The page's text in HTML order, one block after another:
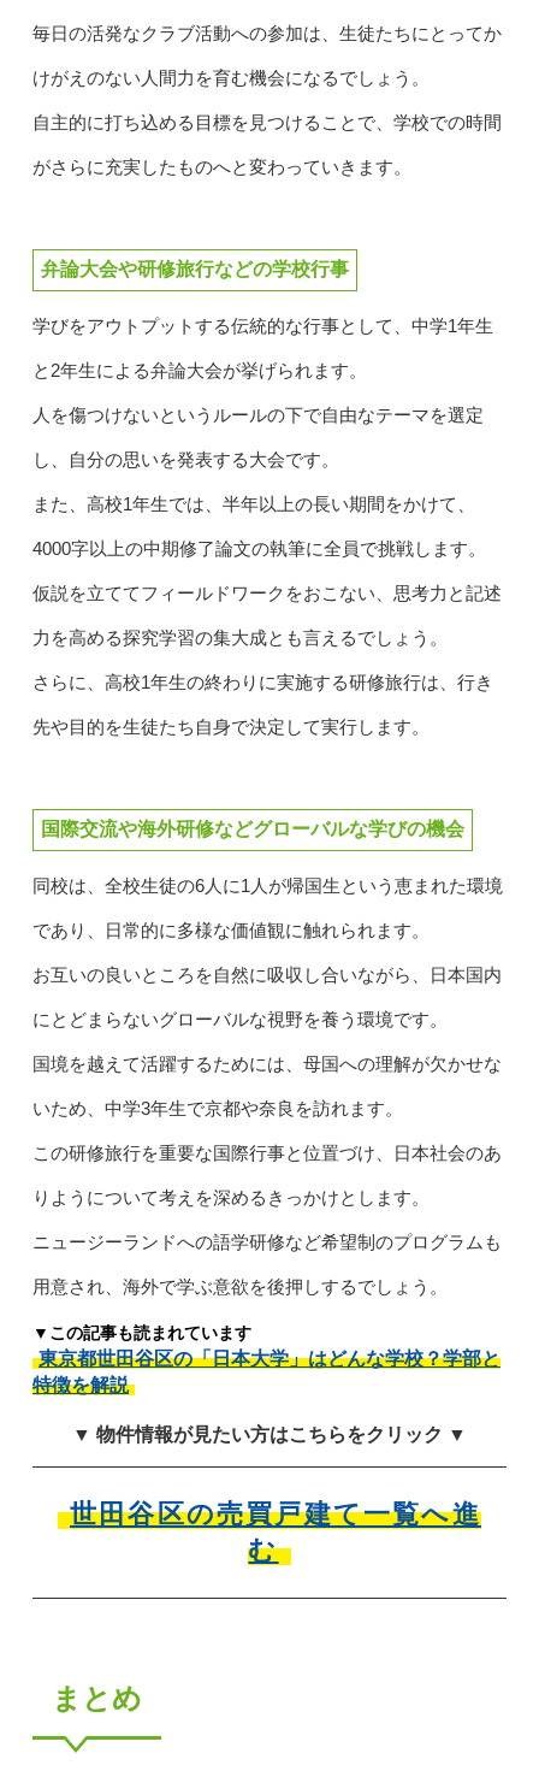
毎日の活発なクラブ活動への参加は、生徒たちにとってか
けがえのない人間力を育む機会になるでしょう。
自主的に打ち込める目標を見つけることで、学校での時間
がさらに充実したものへと変わっていきます。
弁論大会や研修旅行などの学校行事
学びをアウトプットする伝統的な行事として、中学1年生
と2年生による弁論大会が挙げられます。
人を傷つけないというルールの下で自由なテーマを選定
し、自分の思いを発表する大会です。
また、高校1年生では、半年以上の長い期間をかけて、
4000字以上の中期修了論文の執筆に全員で挑戦します。
仮説を立ててフィールドワークをおこない、思考力と記述
力を高める探究学習の集大成とも言えるでしょう。
さらに、高校1年生の終わりに実施する研修旅行は、行き
先や目的を生徒たち自身で決定して実行します。
国際交流や海外研修などグローバルな学びの機会
同校は、全校生徒の6人に1人が帰国生という恵まれた環境
であり、日常的に多様な価値観に触れられます。
お互いの良いところを自然に吸収し合いながら、日本国内
にとどまらないグローバルな視野を養う環境です。
国境を越えて活躍するためには、母国への理解が欠かせな
いため、中学3年生で京都や奈良を訪れます。
この研修旅行を重要な国際行事と位置づけ、日本社会のあ
りようについて考えを深めるきっかけとします。
ニュージーランドへの語学研修など希望制のプログラムも
用意され、海外で学ぶ意欲を後押しするでしょう。
▼この記事も読まれています
東京都世田谷区の「日本大学」はどんな学校？学部と
特徴を解説
▼ 物件情報が見たい方はこちらをクリック ▼
世田谷区の売買戸建て一覧へ進
む
まとめ